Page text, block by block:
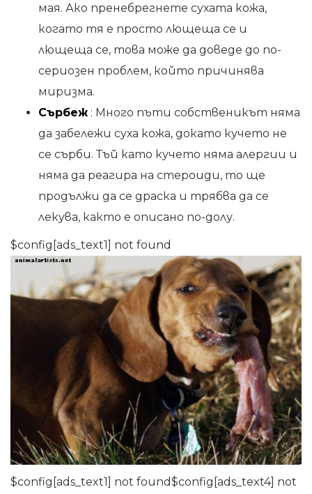
мая. Ако пренебрегнете сухата кожа,
когато тя е просто лющеща се и
лющеща се, това може да доведе до по-
сериозен проблем, който причинява
миризма.
Сърбеж : Много пъти собственикът няма
да забележи суха кожа, докато кучето не
се сърби. Тъй като кучето няма алергии и
няма да реагира на стероиди, то ще
продължи да се драска и трябва да се
лекува, както е описано по-долу.
$config[ads_text1] not found
$config[ads_text1] not found$config[ads_text4] not